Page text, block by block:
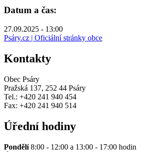
Datum a čas:
27.09.2025 - 13:00
Psáry.cz | Oficiální stránky obce
Kontakty
Obec Psáry
Pražská 137, 252 44 Psáry
Tel.: +420 241 940 454
Fax: +420 241 940 514
Úřední hodiny
Pondělí8:00 - 12:00 a 13:00 - 17:00 hodin